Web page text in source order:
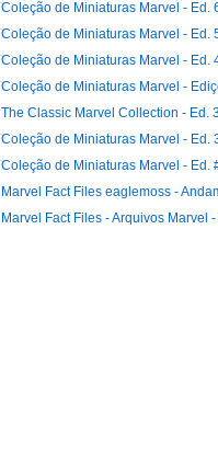
Coleção de Miniaturas Marvel - Ed.
Coleção de Miniaturas Marvel - Ed.
Coleção de Miniaturas Marvel - Ed.
Coleção de Miniaturas Marvel -
The Classic Marvel Collection - Ed.
Coleção de Miniaturas Marvel - Ed.
Coleção de Miniaturas Marvel - Ed.
Marvel Fact Files eaglemoss -
Marvel Fact Files - Arquivos Marvel